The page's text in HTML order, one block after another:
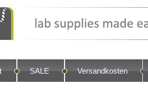
SALE Versandkosten